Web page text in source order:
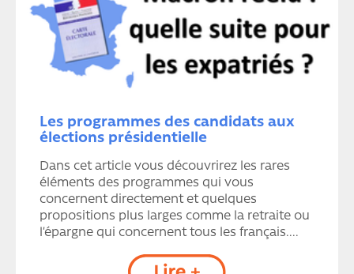
Les programmes des candidats aux
élections présidentielle
Dans cet article vous découvrirez les rares
éléments des programmes qui vous
concernent directement et quelques
propositions plus larges comme la retraite ou
l’épargne qui concernent tous les français....